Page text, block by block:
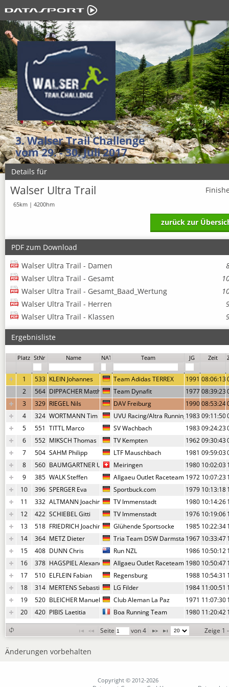
3. Walser Trail Challenge
vom 29. - 30. Juli 2017
Details für
Walser Ultra Trail
65km | 4200hm
zurück zur
PDF zum Download
Walser Ultra Trail - Damen
Walser Ultra Trail - Gesamt
Walser Ultra Trail - Gesamt_Baad_Wertung
Walser Ultra Trail - Herren
Walser Ultra Trail - Klassen
Ergebnisliste
Platz StNr Name NAT Team JG Zeit
1 533 KLEIN Johannes Team Adidas TERREX 1991
2
564 DIPPACHER Matthias Team Dynafit 1977
3
329 RIEGEL Nils DAV Freiburg 1990
4
324 WORTMANN Tim UVU Racing/Altra Running1983
5
551 TITTL Marco SV Wachbach 1983
6
552 MIKSCH Thomas TV Kempten 1962
7
504 SAHM Philipp LTF Mauschbach 1981
8
560 BAUMGARTNER Urs Meiringen 1980
9
385 WALK Steffen Allgaeu Outlet Raceteam/Kleinwalsertal
1972
10
396 SPERGER Eva Sportbuck.com 1979
11
332 ALTMANN Joachim TV Immenstadt 1980
12
422 SCHIEBEL Gitti TV Immenstadt 1976
13
518 FRIEDRICH Joachim Glühende Sportsocke 1985
14
364 METZ Dieter Tria Team DSW Darmstadt1967
15
408 DUNN Chris Run NZL 1986
16
378 HAGSPIEL Alexandra Allgaeu Outlet Raceteam 1980
17
510 ELFLEIN Fabian Regensburg 1988
18
314 MERTENS Sebastian LG Filder 1984
19
520 BLEICHER Manuel Club Aleman La Paz 1971
20
420 PIBIS Laetitia Boa Running Team 1980
Seite von 4 Zeige 1
Änderungen vorbehalten
Copyright © 2012-2026